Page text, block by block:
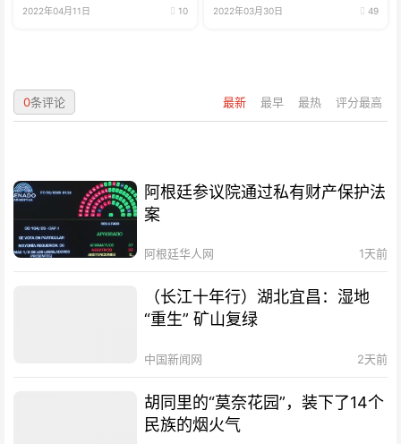
2022年04月11日 10 2022年03月30日 49
最新 最早 最热 评分最高
0条评论
阿根廷参议院通过私有财产保护法
案
阿根廷华人网 1天前
（长江十年行）湖北宜昌：湿地
“重生” 矿山复绿
中国新闻网 2天前
胡同里的“莫奈花园”，装下了14个
民族的烟火气